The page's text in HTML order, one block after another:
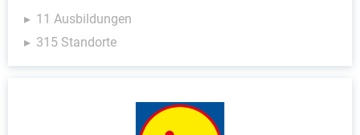
11 Ausbildungen
315 Standorte